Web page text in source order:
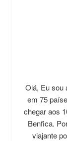
Olá, Eu sou
em 75
chegar aos
Benfica.
viajante